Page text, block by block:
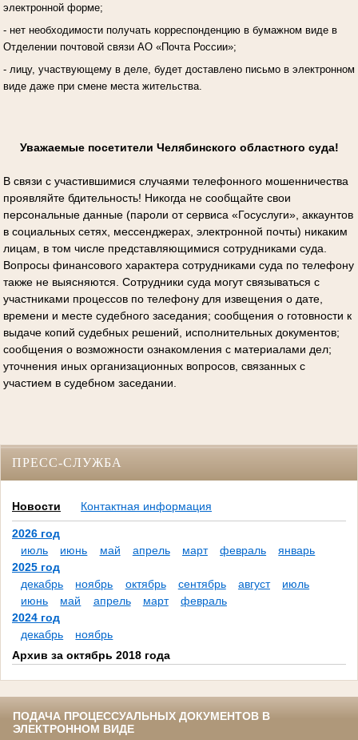
электронной форме;
- нет необходимости получать корреспонденцию в бумажном виде в
Отделении почтовой связи АО «Почта России»;
- лицу, участвующему в деле, будет доставлено письмо в электронном
виде даже при смене места жительства.
Уважаемые посетители Челябинского областного суда!
В связи с участившимися случаями телефонного мошенничества
проявляйте бдительность! Никогда не сообщайте свои
персональные данные (пароли от сервиса «Госуслуги», аккаунтов
в социальных сетях, мессенджерах, электронной почты) никаким
лицам, в том числе представляющимися сотрудниками суда.
Вопросы финансового характера сотрудниками суда по телефону
также не выясняются. Сотрудники суда могут связываться с
участниками процессов по телефону для извещения о дате,
времени и месте судебного заседания; сообщения о готовности к
выдаче копий судебных решений, исполнительных документов;
сообщения о возможности ознакомления с материалами дел;
уточнения иных организационных вопросов, связанных с
участием в судебном заседании.
ПРЕСС-СЛУЖБА
Новости Контактная информация
2026 год
июль
июнь май апрель март февраль
январь
2025 год
декабрь
ноябрь октябрь сентябрь август
июль
июнь
май апрель март
февраль
2024 год
декабрь
ноябрь
Архив за октябрь 2018 года
ПОДАЧА ПРОЦЕССУАЛЬНЫХ ДОКУМЕНТОВ В
ЭЛЕКТРОННОМ ВИДЕ